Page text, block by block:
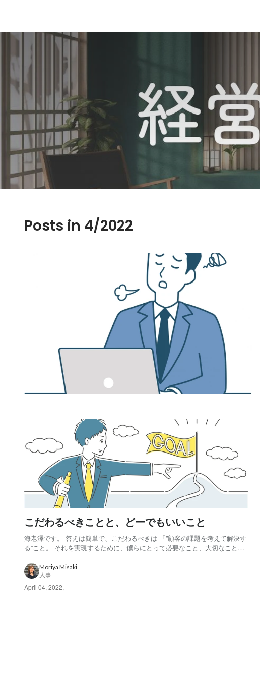
Posts in 4/2022
こだわるべきことと、どーでもいいこと
海老澤です。 答えは簡単で、こだわるべきは 「”顧客の課題を考えて解決す
る”こと。 それを実現するために、僕らにとって必要なこと、大切なこと」
こだわってはいけないしこだわることに意味がない、 ということ。 例え
ば、自分が Web系の仕事をやる...
Moriya Misaki
人事
April 04, 2022,